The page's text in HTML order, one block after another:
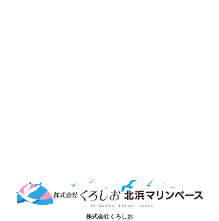
株式会社くろしお